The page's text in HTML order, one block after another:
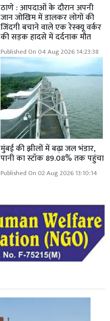
ठाणे : आपदाओं के दौरान अपनी
जान जोखिम में डालकर लोगों की
जिंदगी बचाने वाले एक रेस्क्यू वर्कर
की सड़क हादसे में दर्दनाक मौत
Published On 04 Aug 2026 14:23:38
मुंबई की झीलों में बढ़ा जल भंडार,
पानी का स्टॉक 89.08% तक पहुंचा
Published On 02 Aug 2026 13:10:14